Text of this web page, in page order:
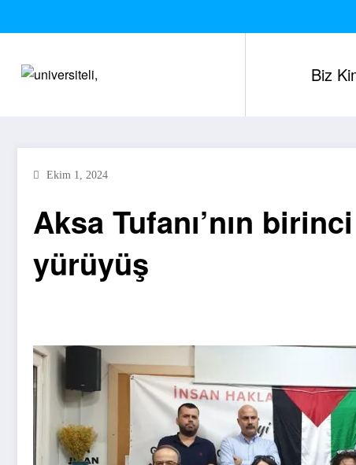
atla
Biz
Ekim 1, 2024
Aksa Tufanı’nın
yürüyüş